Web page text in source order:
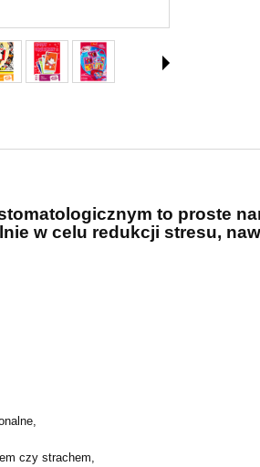
to proste
w celu redukcji stresu,
czy strachem,